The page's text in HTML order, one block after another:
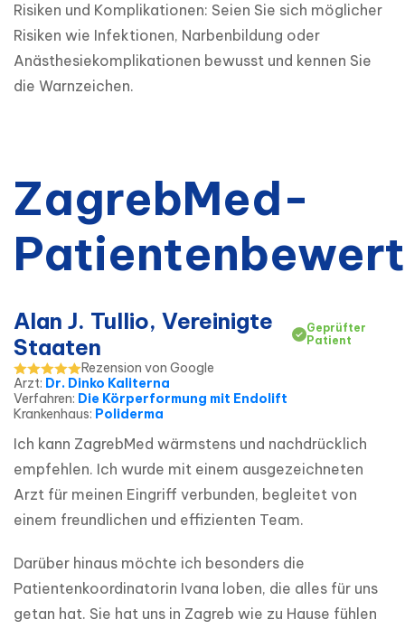
Risiken und Komplikationen: Seien Sie sich möglicher
Risiken wie Infektionen, Narbenbildung oder
Anästhesiekomplikationen bewusst und kennen Sie
die Warnzeichen.
ZagrebMed-
Alan J. Tullio, Vereinigte
Staaten
Geprüfter
Patient
Rezension von Google
Arzt: Dr. Dinko Kaliterna
Verfahren: Die Körperformung mit Endolift
Krankenhaus: Poliderma
Ich kann ZagrebMed wärmstens und nachdrücklich
empfehlen. Ich wurde mit einem ausgezeichneten
Arzt für meinen Eingriff verbunden, begleitet von
einem freundlichen und effizienten Team.
Darüber hinaus möchte ich besonders die
Patientenkoordinatorin Ivana loben, die alles für uns
getan hat. Sie hat uns in Zagreb wie zu Hause fühlen